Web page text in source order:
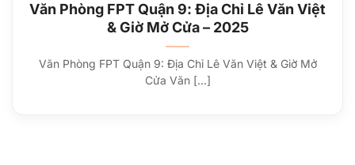
Văn Phòng FPT Quận 9: Địa Chỉ Lê Văn Việt
& Giờ Mở Cửa – 2025
Văn Phòng FPT Quận 9: Địa Chỉ Lê Văn Việt & Giờ Mở
Cửa Văn [...]